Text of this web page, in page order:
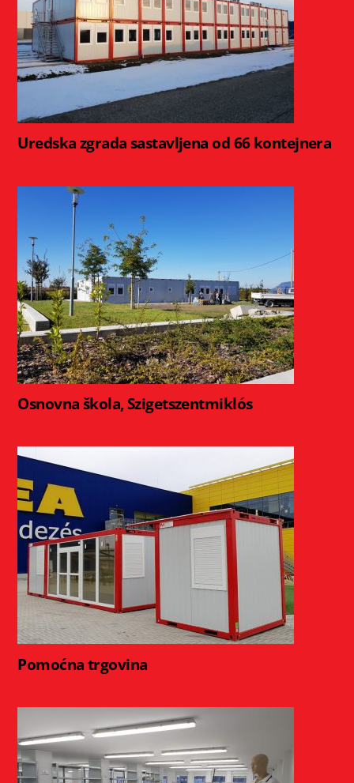
Uredska zgrada sastavljena od 66 kontejnera
Osnovna škola, Szigetszentmiklós
Pomoćna trgovina